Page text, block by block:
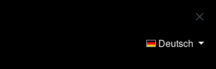
Deutsch